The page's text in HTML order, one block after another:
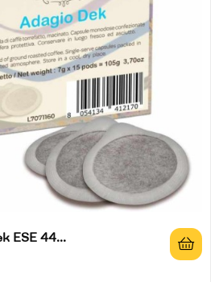
ESE 44...